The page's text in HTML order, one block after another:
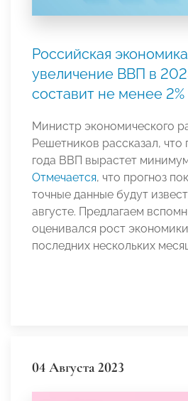
Российская
увеличение ВВП в
составит не менее 2%
Министр экономического
Решетников рассказал, что
года ВВП вырастет минимум
Отмечается, что прогноз
точные данные будут
августе. Предлагаем
оценивался рост
последних нескольких
04 Августа 2023